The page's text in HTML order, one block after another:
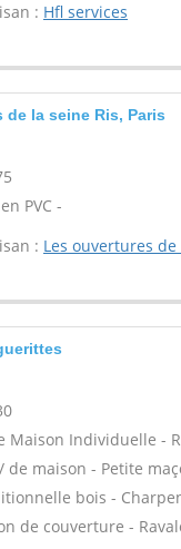
: Hfl services
de la seine Ris, Paris
PVC -
: Les ouvertures de
Maison Individuelle -
de maison - Petite
bois -
de couverture -